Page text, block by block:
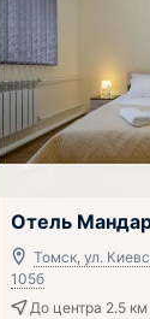
Отель
Томск, ул.
105б
До центра 2.5 км